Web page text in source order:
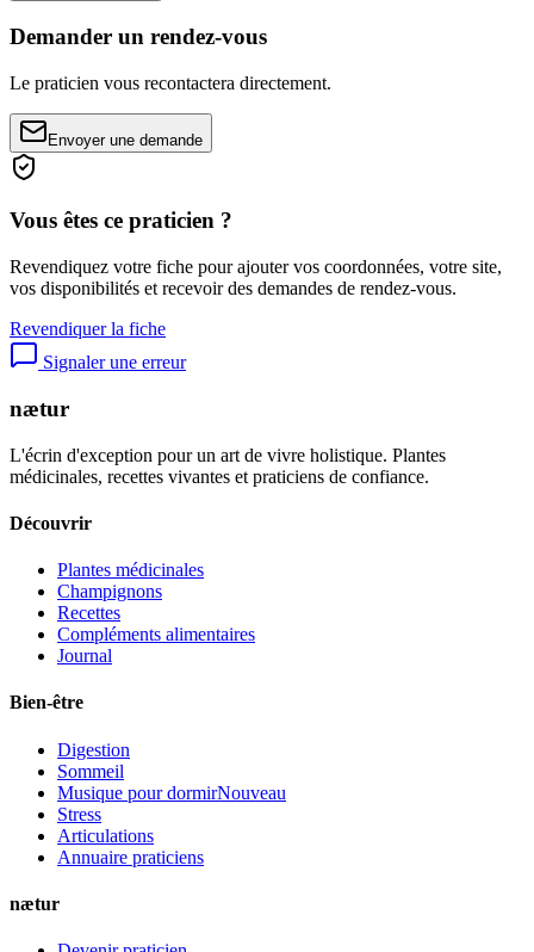
Demander un rendez-vous
Le praticien vous recontactera directement.
Envoyer une demande
Vous êtes ce praticien ?
Revendiquez votre fiche pour ajouter vos coordonnées, votre site,
vos disponibilités et recevoir des demandes de rendez-vous.
Revendiquer la fiche
Signaler une erreur
nætur
L'écrin d'exception pour un art de vivre holistique. Plantes
médicinales, recettes vivantes et praticiens de confiance.
Découvrir
Plantes médicinales
Champignons
Recettes
Compléments alimentaires
Journal
Bien-être
Digestion
Sommeil
Musique pour dormirNouveau
Stress
Articulations
Annuaire praticiens
nætur